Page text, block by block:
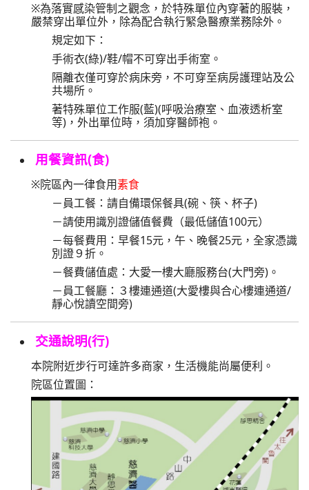
※為落實感染管制之觀念，於特殊單位內穿著的服裝，
嚴禁穿出單位外，除為配合執行緊急醫療業務除外。
規定如下：
手術衣(綠)/鞋/帽不可穿出手術室。
隔離衣僅可穿於病床旁，不可穿至病房護理站及公
共場所。
著特殊單位工作服(藍)(呼吸治療室、血液透析室
等)，外出單位時，須加穿醫師袍。
用餐資訊(食)
※院區內一律食用素食
－員工餐：請自備環保餐具(碗、筷、杯子)
－請使用識別證儲值餐費（最低儲值100元）
－每餐費用：早餐15元，午、晚餐25元，全家憑識
別證９折。
－餐費儲值處：大愛一樓大廳服務台(大門旁)。
－員工餐廳：３樓連通道(大愛樓與合心樓連通道/
靜心悅讀空間旁)
交通說明(行)
本院附近步行可達許多商家，生活機能尚屬便利。
院區位置圖：